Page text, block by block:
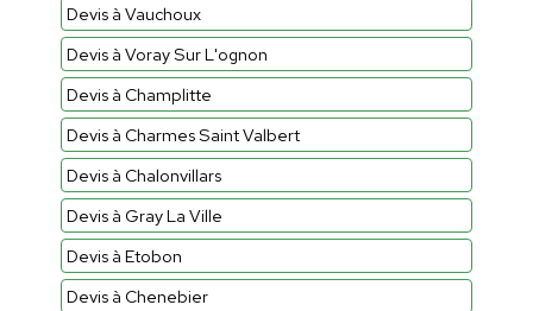
Devis à Vauchoux
Devis à Voray Sur L'ognon
Devis à Champlitte
Devis à Charmes Saint Valbert
Devis à Chalonvillars
Devis à Gray La Ville
Devis à Etobon
Devis à Chenebier